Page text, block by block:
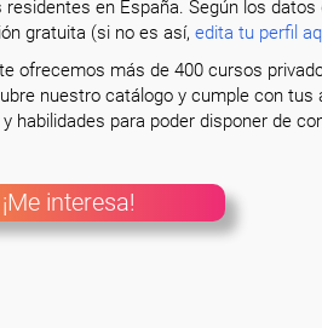
en España. Según los
gratuita (si no es así, edita tu perfil
ofrecemos más de 400 cursos
nuestro catálogo y cumple con
habilidades para poder disponer de
interesa!